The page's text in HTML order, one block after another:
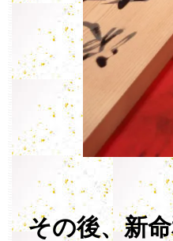
その後、新